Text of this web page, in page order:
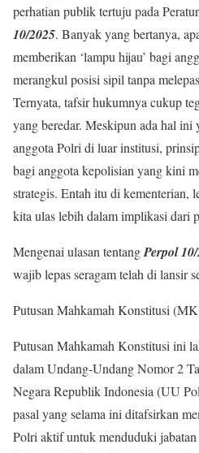
perhatian publik tertuju pada
10/2025. Banyak yang bertanya,
memberikan ‘lampu hijau’ bagi
merangkul posisi sipil tanpa
Ternyata, tafsir hukumnya cukup
yang beredar. Meskipun ada hal ini
anggota Polri di luar institusi,
bagi anggota kepolisian yang kini
strategis. Entah itu di kementerian,
kita ulas lebih dalam implikasi dari
Mengenai ulasan tentangPerpol
wajib lepas seragam telah di lansir
Putusan Mahkamah Konstitusi
Putusan Mahkamah Konstitusi ini
dalam Undang-Undang Nomor 2
Negara Republik Indonesia (UU
pasal yang selama ini ditafsirkan
Polri aktif untuk menduduki